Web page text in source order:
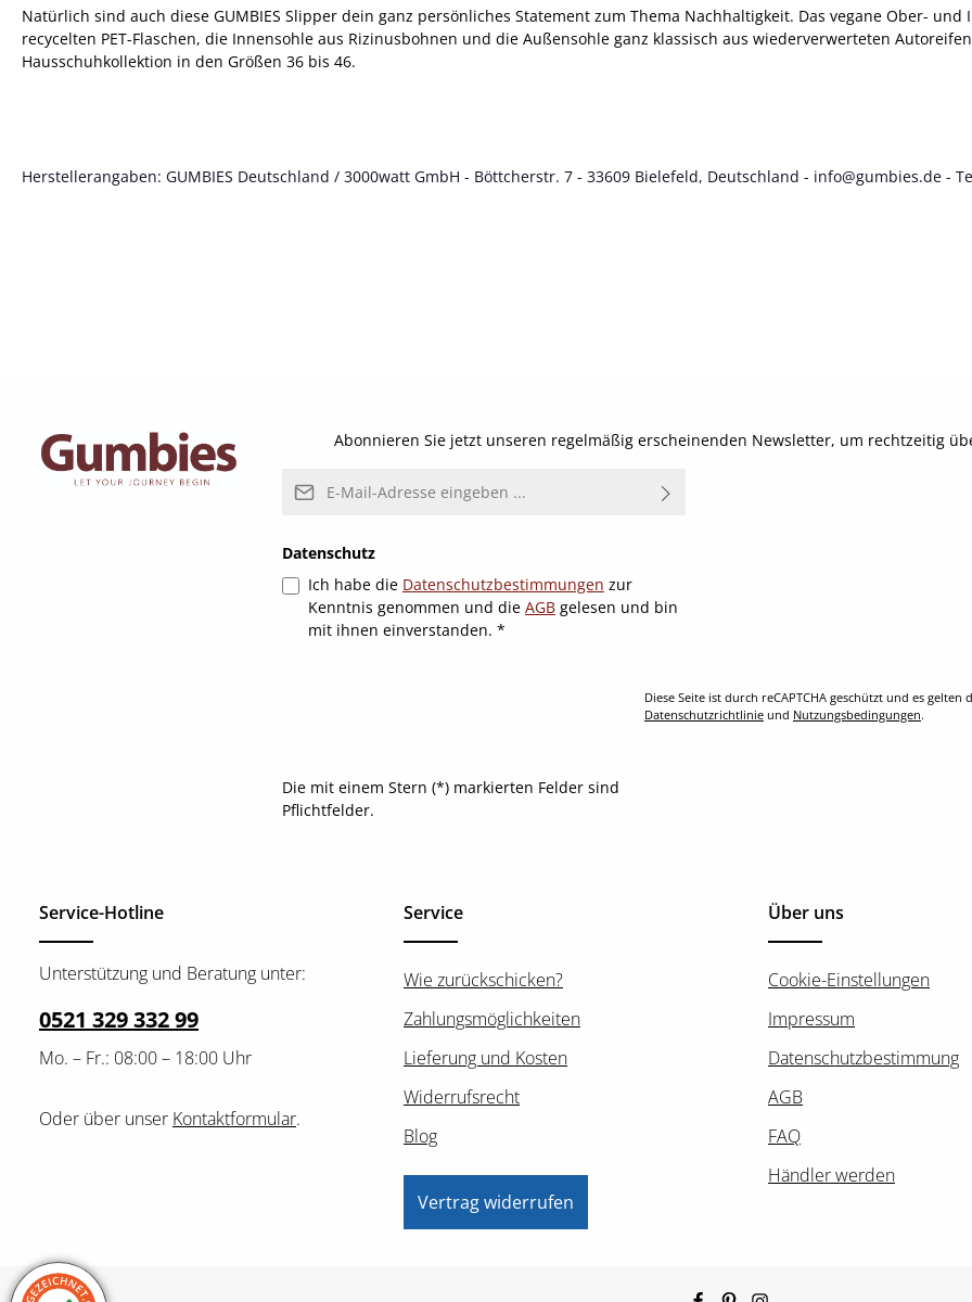
Natürlich sind auch diese GUMBIES Slipper dein ganz persönliches Statement zum Thema Nachhaltigkeit. Das vegane Ober-
recycelten PET-Flaschen, die Innensohle aus Rizinusbohnen und die Außensohle ganz klassisch aus wiederverwerteten
Hausschuhkollektion in den Größen 36 bis 46.
Herstellerangaben: GUMBIES Deutschland / 3000watt GmbH - Böttcherstr. 7 - 33609 Bielefeld, Deutschland - info@gumbies.de -
Abonnieren Sie jetzt unseren regelmäßig erscheinenden Newsletter, um rechtzeitig
E-Mail-Adresse*
Datenschutz
Ich habe die Datenschutzbestimmungen zur
Kenntnis genommen und die AGBgelesen und bin
mit ihnen einverstanden. *
Diese Seite ist durch reCAPTCHA geschützt und es gelten
Datenschutzrichtlinieund Nutzungsbedingungen.
Die mit einem Stern (*) markierten Felder sind
Pflichtfelder.
Service-Hotline
Unterstützung und Beratung unter:
0521 329 332 99
Mo. – Fr.: 08:00 – 18:00 Uhr
Oder über unser Kontaktformular.
Service
Wie zurückschicken?
Zahlungsmöglichkeiten
Lieferung und Kosten
Widerrufsrecht
Blog
Vertrag widerrufen
Über uns
Cookie-Einstellungen
Impressum
Datenschutzbestimmung
AGB
FAQ
Händler werden